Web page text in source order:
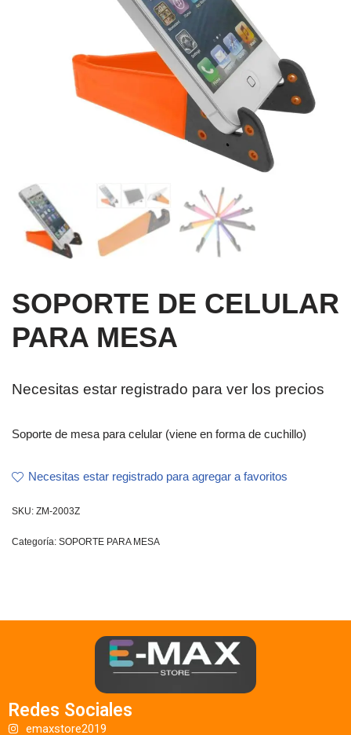
SOPORTE DE CELULAR
PARA MESA
Necesitas estar registrado para ver los precios
Soporte de mesa para celular (viene en forma de cuchillo)
Necesitas estar registrado para agregar a favoritos
SKU: ZM-2003Z
Categoría: SOPORTE PARA MESA
Redes Sociales
emaxstore2019